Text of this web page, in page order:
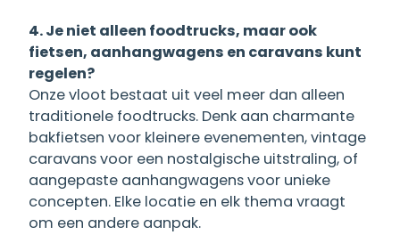
4. Je niet alleen foodtrucks, maar ook
fietsen, aanhangwagens en caravans kunt
regelen?
Onze vloot bestaat uit veel meer dan alleen
traditionele foodtrucks. Denk aan charmante
bakfietsen voor kleinere evenementen, vintage
caravans voor een nostalgische uitstraling, of
aangepaste aanhangwagens voor unieke
concepten. Elke locatie en elk thema vraagt
om een andere aanpak.